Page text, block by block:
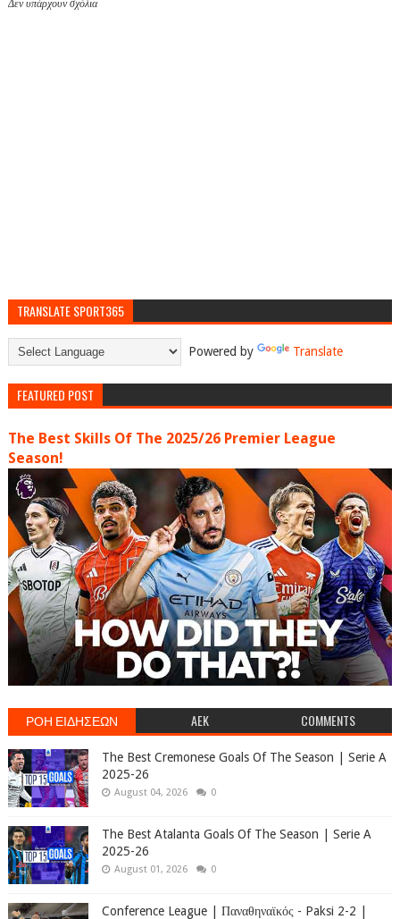
Δεν υπάρχουν σχόλια
TRANSLATE SPORT365
Powered by Translate
FEATURED POST
The Best Skills Of The 2025/26 Premier League
Season!
ΡΟΗ ΕΙΔΗΣΕΩΝ AEK COMMENTS
The Best Cremonese Goals Of The Season | Serie A
2025-26
August 04, 2026 0
The Best Atalanta Goals Of The Season | Serie A
2025-26
August 01, 2026 0
Conference League | Παναθηναϊκός - Paksi 2-2 |